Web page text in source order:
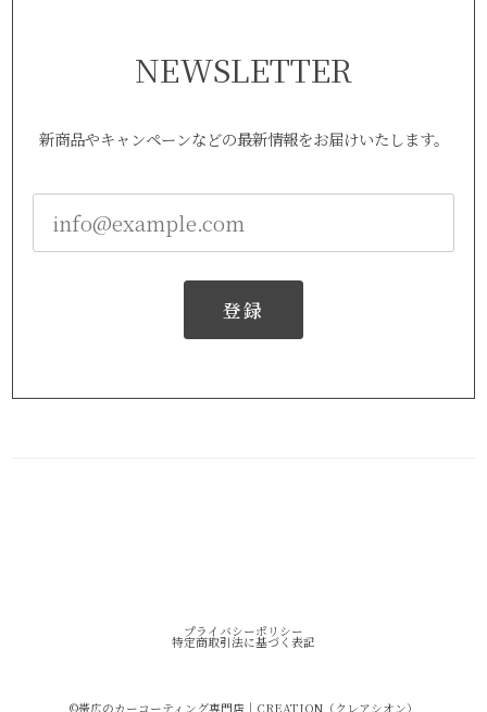
NEWSLETTER
新商品やキャンペーンなどの最新情報をお届けいたします。
登録
プライバシーポリシー
特定商取引法に基づく表記
©︎帯広のカーコーティング専門店｜CREATION（クレアシオン）